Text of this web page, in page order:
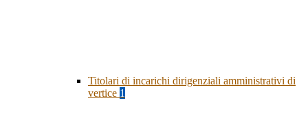
Titolari di incarichi dirigenziali amministrativi di
vertice 1